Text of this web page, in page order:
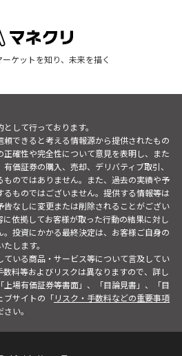
ケットを知り、未来を描く
して行っております。
できると考える情報源から提供されたもの
確性や完全性について意見を表明し、また
価証券の購入、売却、デリバティブ取引、
のではありません。また、過去の実績や予
ものではございません。提供する情報等は
なしに変更または削除されることがござい
依拠してお客様が取った行動の結果に対し
投資にかかる最終決定は、お客様ご自身の
します。
いる商品・サービス等について言及してい
料等およびリスクは異なりますので、詳し
場有価証券等書面」、「目論見書」、「目
ブサイトの「リスク・手数料などの重要事項
い。